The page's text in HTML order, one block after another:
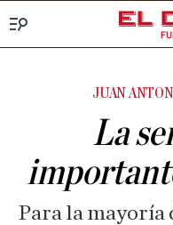
JUAN
La
Para la mayoría